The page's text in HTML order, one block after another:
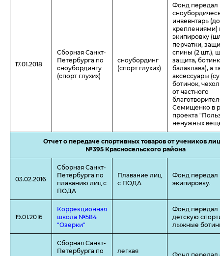
17.01.2018
Сборная Санкт-
Петербурга по
сноубордингу
(спорт глухих)
сноубординг
(спорт глухих)
Фонд передал
инвевнтарь
креплениями)
экипировку
перчатки,
спины (2 шт.),
защита,
балаклава), а
аксессуары
ботинок,
от частного
Семищенко в
проекта
ненужных
Отчет о передаче спортивных товаров от учеников
№395 Красносельского района
03.02.2016
Сборная Санкт-
Петербурга по
плаванию лиц с
ПОДА
Плавание лиц
с ПОДА
Фонд передал
экипировку.
19.01.2016
Коррекционная
школа №584
"Озерки"
Фонд передал
детскую
лыжные
Сборная Санкт-
Петербурга по
легкая